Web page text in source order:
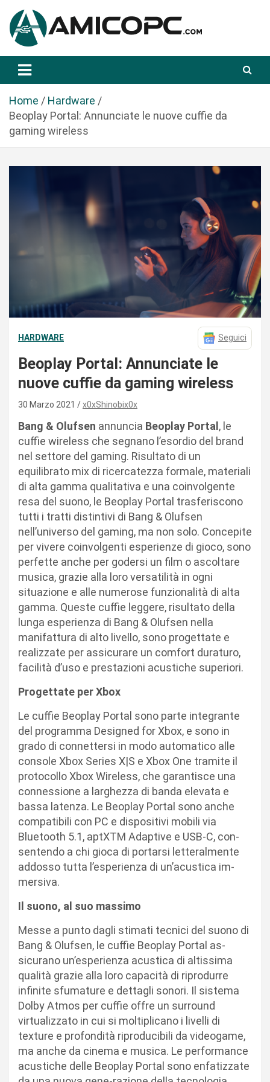
a
Amicopc.com
Home
Hardware
Beoplay Portal: Annunciate le nuove cuffie da
gaming wireless
HARDWARE Seguici
Beoplay Portal: Annunciate le
nuove cuffie da gaming wireless
30 Marzo 2021 x0xShinobix0x
Bang & Olufsen annuncia Beoplay Portal, le
cuffie wireless che segnano l’esordio del brand
nel settore del gaming. Risultato di un
equilibrato mix di ricercatezza formale, materiali
di alta gamma qualitativa e una coinvolgente
resa del suono, le Beoplay Portal trasferiscono
tutti i tratti distintivi di Bang & Olufsen
nell’universo del gaming, ma non solo. Concepite
per vivere coinvolgenti esperienze di gioco, sono
perfette anche per godersi un film o ascoltare
musica, grazie alla loro versatilità in ogni
situazione e alle numerose funzionalità di alta
gamma. Queste cuffie leggere, risultato della
lunga esperienza di Bang & Olufsen nella
manifattura di alto livello, sono progettate e
realizzate per assicurare un comfort duraturo,
facilità d’uso e prestazioni acustiche superiori.
Progettate per Xbox
Le cuffie Beoplay Portal sono parte integrante
del programma Designed for Xbox, e sono in
grado di connettersi in modo automatico alle
console Xbox Series X|S e Xbox One tramite il
protocollo Xbox Wireless, che garantisce una
connessione a larghezza di banda elevata e
bassa latenza. Le Beoplay Portal sono anche
compatibili con PC e dispositivi mobili via
Bluetooth 5.1, aptXTM Adaptive e USB-C, con-
sentendo a chi gioca di portarsi letteralmente
addosso tutta l’esperienza di un’acustica im-
mersiva.
Il suono, al suo massimo
Messe a punto dagli stimati tecnici del suono di
Bang & Olufsen, le cuffie Beoplay Portal as-
sicurano un’esperienza acustica di altissima
qualità grazie alla loro capacità di riprodurre
infinite sfumature e dettagli sonori. Il sistema
Dolby Atmos per cuffie offre un surround
virtualizzato in cui si moltiplicano i livelli di
texture e profondità riproducibili da videogame,
ma anche da cinema e musica. Le performance
acustiche delle Beoplay Portal sono enfatizzate